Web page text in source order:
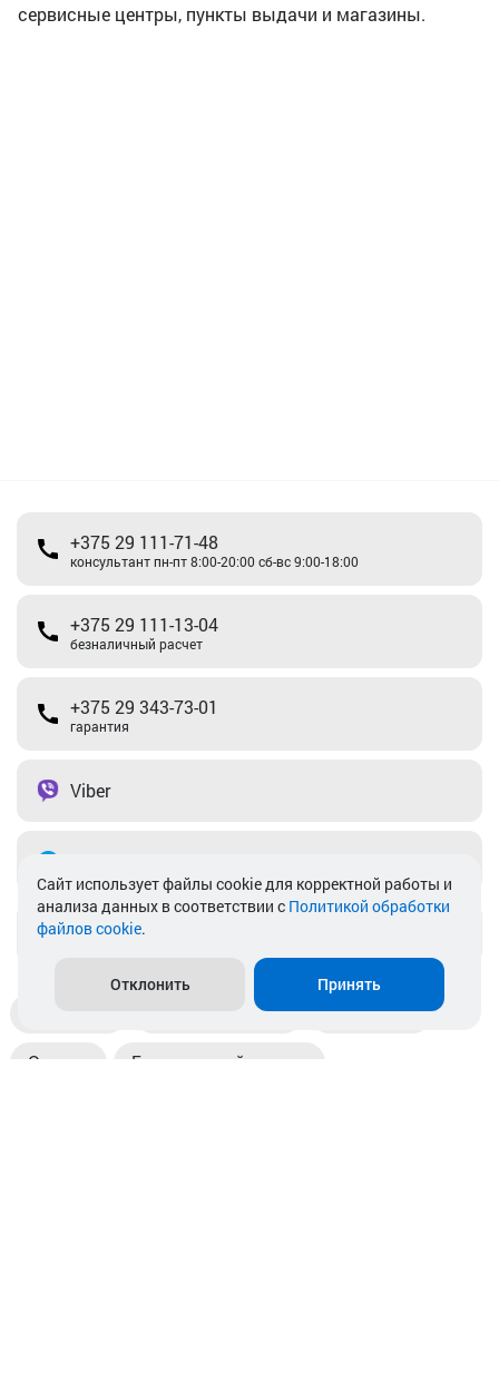
сервисные центры, пункты выдачи и магазины.
+375 29 111-71-48
консультант пн-пт 8:00-20:00 сб-вс 9:00-18:00
+375 29 111-13-04
безналичный расчет
+375 29 343-73-01
гарантия
Viber
info@akkamulik.by
Пункты выдачи Магазины
Оплата Безналичный расчет
Cайт использует файлы cookie для корректной работы и
анализа данных в соответствии с Политикой обработки
файлов cookie.
Отклонить Принять